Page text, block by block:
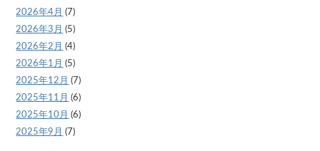
2026年4月 (7)
2026年3月 (5)
2026年2月 (4)
2026年1月 (5)
2025年12月 (7)
2025年11月 (6)
2025年10月 (6)
2025年9月 (7)